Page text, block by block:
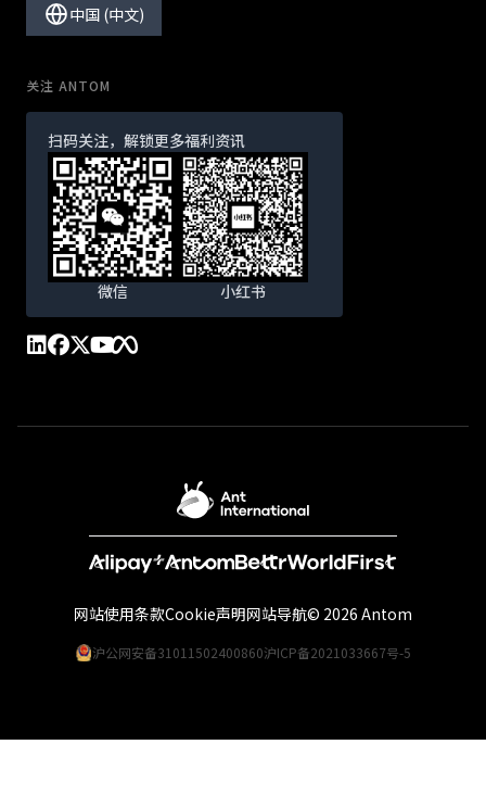
中国 (中文)
关注 ANTOM
扫码关注，解锁更多福利资讯
微信 小红书
沪公网安备31011502400860沪ICP备2021033667号-5
网站使用条款Cookie声明网站导航© 2026 Antom